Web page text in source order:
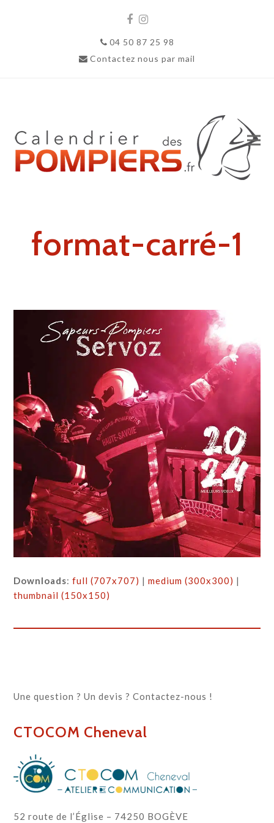
Facebook
Instagram
04 50 87 25 98
Contactez nous par mail
format-carré-1
Downloads:full (707x707) |medium (300x300) |
thumbnail (150x150)
Une question ? Un devis ? Contactez-nous !
CTOCOM Cheneval
52 route de l’Église – 74250 BOGÈVE